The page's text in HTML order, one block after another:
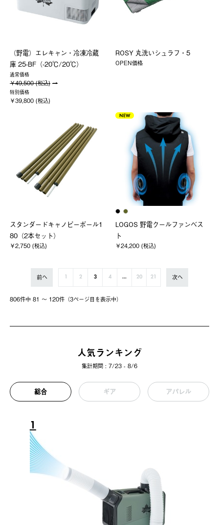
（野電）エレキャン・冷凍冷蔵
庫 25-BF（-20℃/20℃）
通常価格
￥49,500 (税込)
特別価格
￥39,800 (税込)
ROSY 丸洗いシュラフ・5
OPEN価格
スタンダードキャノピーポール1
80（2本セット）
￥2,750 (税込)
NEW
LOGOS 野電クールファンベス
ト
￥24,200 (税込)
806件中 81 〜 120件（3ページ⽬を表⽰中）
前へ 1 2 3 4 ... 20 21 次へ
人気ランキング
集計期間 : 7/23 - 8/6
総合 ギア アパレル
1